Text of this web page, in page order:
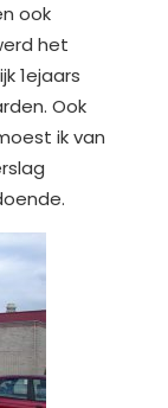
ook
het
1ejaars
Ook
ik van